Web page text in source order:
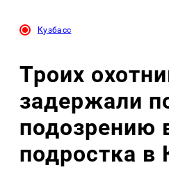
Кузбасс
Троих
задержали
подозрению
подростка в